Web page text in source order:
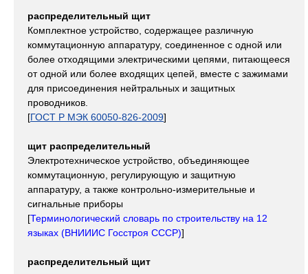
распределительный щит
Комплектное устройство, содержащее различную
коммутационную аппаратуру, соединенное с одной или
более отходящими электрическими цепями, питающееся
от одной или более входящих цепей, вместе с зажимами
для присоединения нейтральных и защитных
проводников.
[ГОСТ Р МЭК 60050-826-2009]
щит распределительный
Электротехническое устройство, объединяющее
коммутационную, регулирующую и защитную
аппаратуру, а также контрольно-измерительные и
сигнальные приборы
[Терминологический словарь по строительству на 12
языках (ВНИИИС Госстроя СССР)]
распределительный щит